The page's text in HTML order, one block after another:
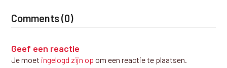
Comments (0)
Geef een reactie
Je moet ingelogd zijn op om een reactie te plaatsen.